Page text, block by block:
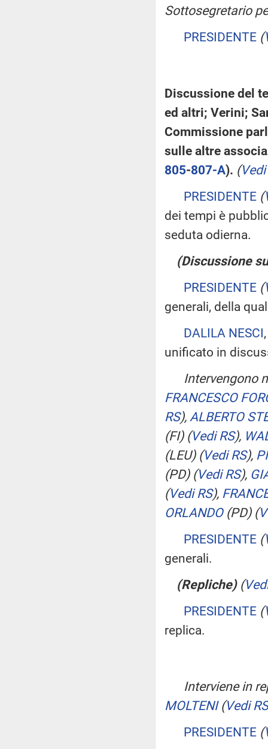
Sottosegretario
PRESIDENTE (
Discussione del
ed altri; Verini;
Commissione
sulle altre
805-807-A). (Vedi
PRESIDENTE (
dei tempi è
seduta odierna.
(Discussione
PRESIDENTE (
generali, della
DALILA NESCI
unificato in
Intervengono
FRANCESCO
RS), ALBERTO
(FI) (Vedi RS),
(LEU) (Vedi RS),
(PD) (Vedi RS),
(Vedi RS),
ORLANDO(PD) (
PRESIDENTE (
generali.
(Repliche) (
PRESIDENTE (
replica.
Interviene in
MOLTENI (Vedi RS
PRESIDENTE (